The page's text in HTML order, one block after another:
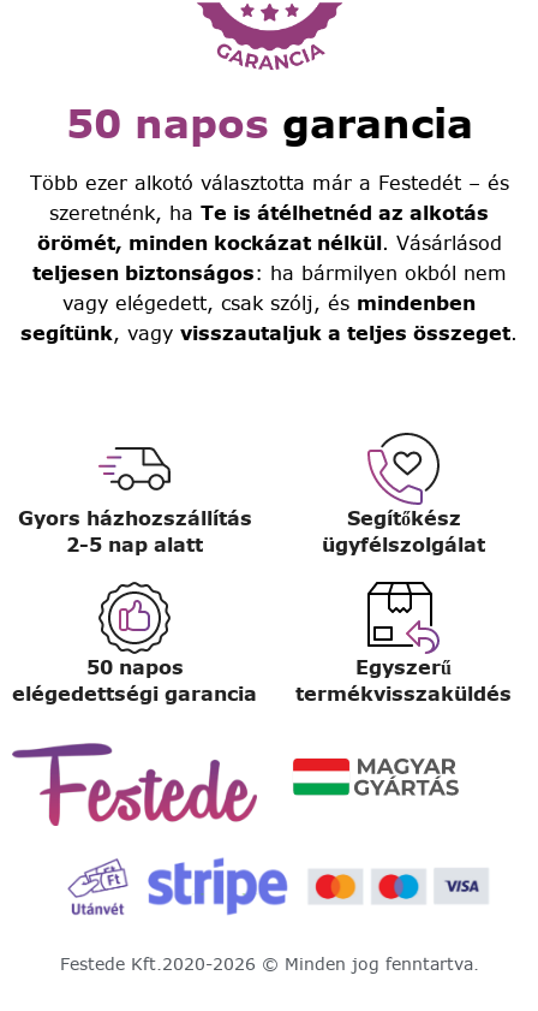
50 napos garancia
Több ezer alkotó választotta már a Festedét – és
szeretnénk, ha Te is átélhetnéd az alkotás
örömét, minden kockázat nélkül. Vásárlásod
teljesen biztonságos: ha bármilyen okból nem
vagy elégedett, csak szólj, és mindenben
segítünk, vagy visszautaljuk a teljes összeget.
Gyors házhozszállítás
2-5 nap alatt
Segítőkész
ügyfélszolgálat
50 napos
elégedettségi garancia
Egyszerű
termékvisszaküldés
Festede Kft.2020-2026 © Minden jog fenntartva.